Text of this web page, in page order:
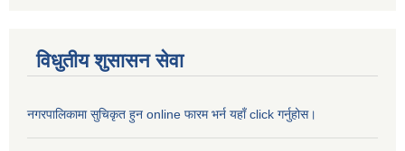
विधुतीय शुसासन सेवा
नगरपालिकामा सुचिकृत हुन online फारम भर्न यहाँ click गर्नुहोस।